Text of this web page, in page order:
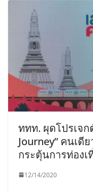
ททท. ผุดโปรเจก
Journey” คนเดี
กระตุ้นการท่องเ
12/14/2020